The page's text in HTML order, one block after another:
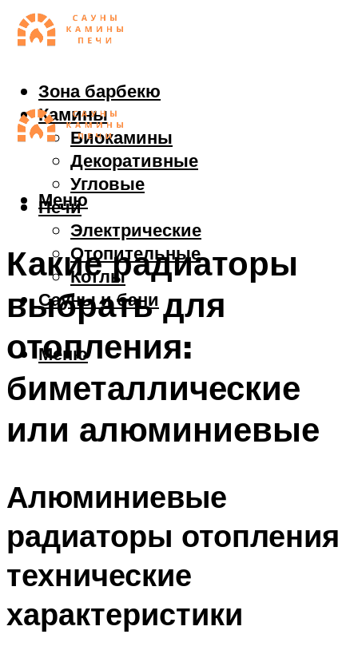
Зона барбекю
Камины
Биокамины
Декоративные
Угловые
Печи
Электрические
Отопительные
Котлы
Сауны и бани
Меню
Меню
Какие радиаторы
выбрать для
отопления:
биметаллические
или алюминиевые
Алюминиевые
радиаторы отопления
технические
характеристики